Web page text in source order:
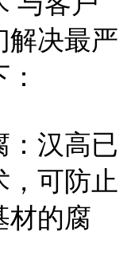
解决最严
：汉高已
，可防止
材的腐